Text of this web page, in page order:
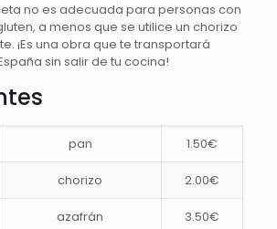
no es adecuada para personas con
a menos que se utilice un chorizo
¡Es una obra que te transportará
sin salir de tu cocina!
pan 1.50€
chorizo 2.00€
azafrán 3.50€